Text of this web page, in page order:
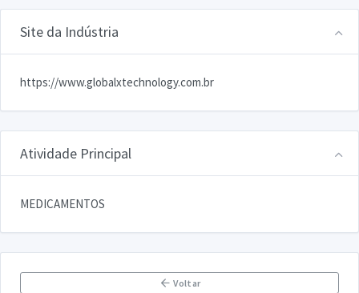
Site da Indústria
https://www.globalxtechnology.com.br
Atividade Principal
MEDICAMENTOS
Voltar